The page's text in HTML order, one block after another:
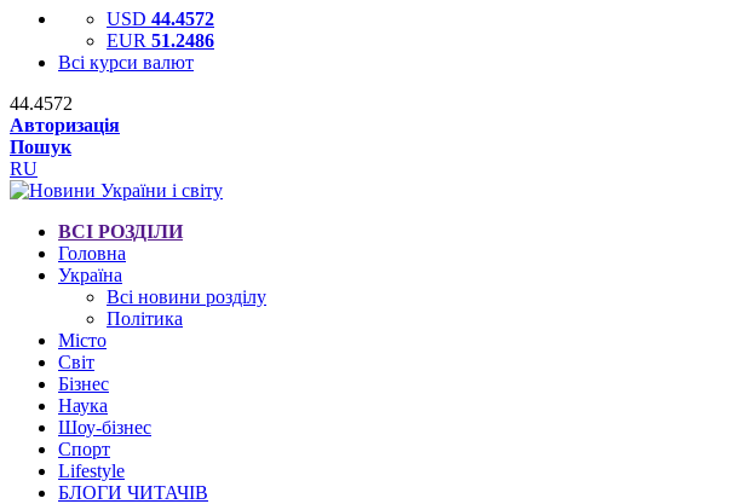
USD 44.4572
EUR 51.2486
Всі курси валют
44.4572
Авторизація
Пошук
RU
ВСІ РОЗДІЛИ
Головна
Україна
Всі новини розділу
Політика
Місто
Світ
Бізнес
Наука
Шоу-бізнес
Спорт
Lifestyle
БЛОГИ ЧИТАЧІВ